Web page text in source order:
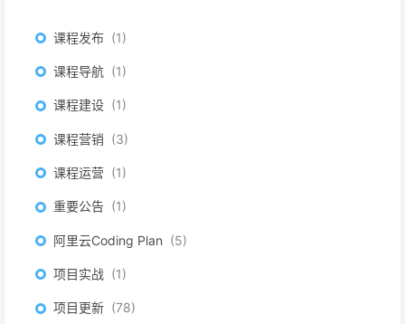
课程发布 1
课程导航 1
课程建设 1
课程营销 3
课程运营 1
重要公告 1
阿里云Coding Plan 5
项目实战 1
项目更新 78